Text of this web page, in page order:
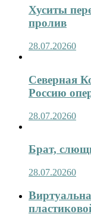
Хуситы
пролив
28.07.20260
Северная
Россию
28.07.20260
Брат,
28.07.20260